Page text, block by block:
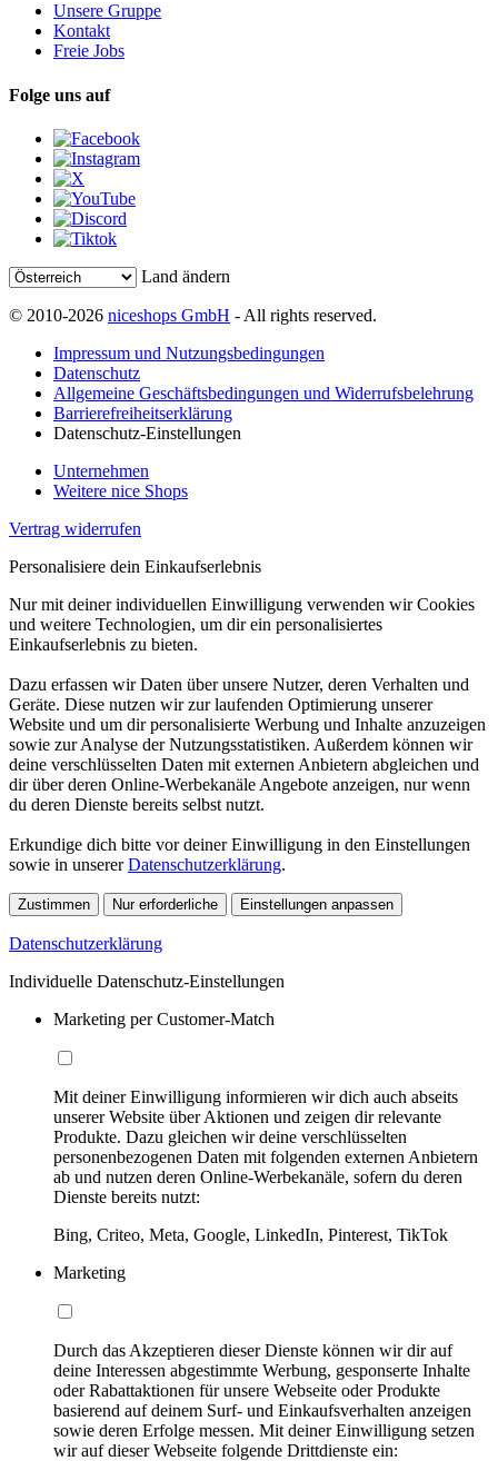
Unsere Gruppe
Kontakt
Freie Jobs
Folge uns auf
Land ändern
© 2010-2026 niceshops GmbH - All rights reserved.
Impressum und Nutzungsbedingungen
Datenschutz
Allgemeine Geschäftsbedingungen und Widerrufsbelehrung
Barrierefreiheitserklärung
Datenschutz-Einstellungen
Unternehmen
Weitere nice Shops
Vertrag widerrufen
Personalisiere dein Einkaufserlebnis
Nur mit deiner individuellen Einwilligung verwenden wir Cookies
und weitere Technologien, um dir ein personalisiertes
Einkaufserlebnis zu bieten.
Dazu erfassen wir Daten über unsere Nutzer, deren Verhalten und
Geräte. Diese nutzen wir zur laufenden Optimierung unserer
Website und um dir personalisierte Werbung und Inhalte anzuzeigen
sowie zur Analyse der Nutzungsstatistiken. Außerdem können wir
deine verschlüsselten Daten mit externen Anbietern abgleichen und
dir über deren Online-Werbekanäle Angebote anzeigen, nur wenn
du deren Dienste bereits selbst nutzt.
Erkundige dich bitte vor deiner Einwilligung in den Einstellungen
sowie in unsererDatenschutzerklärung.
Zustimmen Nur erforderliche Einstellungen anpassen
Datenschutzerklärung
Individuelle Datenschutz-Einstellungen
Marketing per Customer-Match
Mit deiner Einwilligung informieren wir dich auch abseits
unserer Website über Aktionen und zeigen dir relevante
Produkte. Dazu gleichen wir deine verschlüsselten
personenbezogenen Daten mit folgenden externen Anbietern
ab und nutzen deren Online-Werbekanäle, sofern du deren
Dienste bereits nutzt:
Bing, Criteo, Meta, Google, LinkedIn, Pinterest, TikTok
Marketing
Durch das Akzeptieren dieser Dienste können wir dir auf
deine Interessen abgestimmte Werbung, gesponserte Inhalte
oder Rabattaktionen für unsere Webseite oder Produkte
basierend auf deinem Surf- und Einkaufsverhalten anzeigen
sowie deren Erfolge messen. Mit deiner Einwilligung setzen
wir auf dieser Webseite folgende Drittdienste ein: